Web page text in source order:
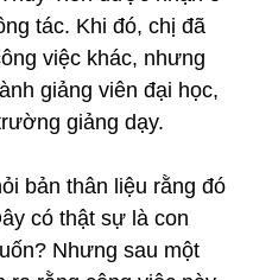
tác. Khi đó, chị đã
việc khác, nhưng
giảng viên đại học,
giảng dạy.
bản thân liệu rằng đó
có thật sự là con
Nhưng sau một